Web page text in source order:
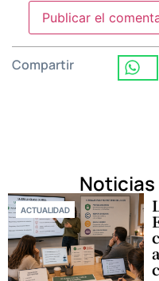
Compartir
ACTUALIDAD